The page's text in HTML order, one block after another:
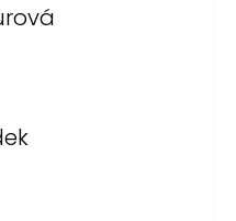
je 5 z 5 hvězdiček.
je 5 z 5 hvězdiček.